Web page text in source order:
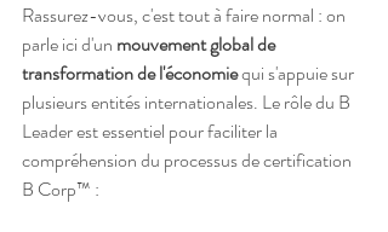
Rassurez-vous, c'est tout à faire normal : on
parle ici d'un mouvement global de
transformation de l'économie qui s'appuie sur
plusieurs entités internationales. Le rôle du B
Leader est essentiel pour faciliter la
compréhension du processus de certification
B Corp™ :